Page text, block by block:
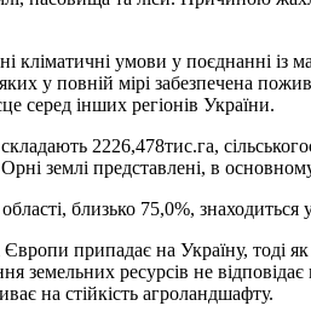
кліматичні умови у
у повній мірі забезпечена
серед інших регіонів України.
2226,478тис.га,
Орні землі представлені, в
близько 75,0%, знаходиться
припадає на Україну, тоді
земельних ресурсів не
на стійкість агроландшафту.